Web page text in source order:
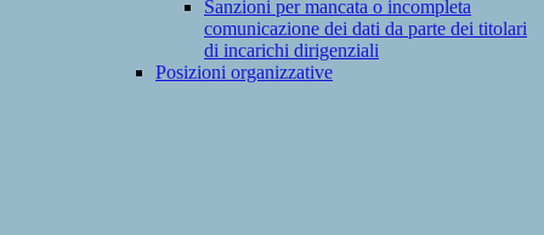
Sanzioni per mancata o incompleta
comunicazione dei dati da parte dei titolari
di incarichi dirigenziali
Posizioni organizzative